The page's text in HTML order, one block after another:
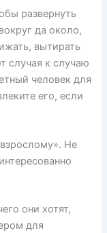
развернуть
да около,
вытирать
случая к случаю
человек для
его, если
Не
они хотят,
для